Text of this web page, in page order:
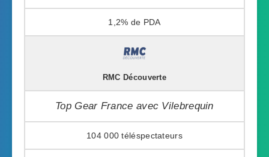
1,2%
RMC Découverte
Top Gear France avec Vilebrequin
104 000